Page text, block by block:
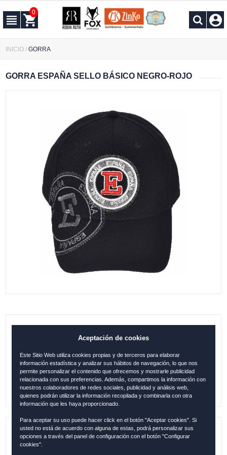
0
INICIO /GORRA
GORRA ESPAÑA SELLO BÁSICO NEGRO-ROJO
GORRA ESPAÑA SELLO BÁSICO
14.95€
Referencia: ESP12222
Aceptación de cookies
Este Sitio Web utiliza cookies propias y de terceros para elaborar
información estadística y analizar sus hábitos de navegación, lo que nos
permite personalizar el contenido que ofrecemos y mostrarle publicidad
relacionada con sus preferencias. Además, compartimos la información con
nuestros colaboradores de redes sociales, publicidad y análisis web,
quienes podrán utilizar la información recopilada y combinarla con otra
información que les haya proporcionado.
Para aceptar su uso puede hacer click en el botón "Aceptar cookies". Si
usted no está de acuerdo con alguna de estas, podrá personalizar sus
opciones a través del panel de configuración con el botón "Configurar
cookies".